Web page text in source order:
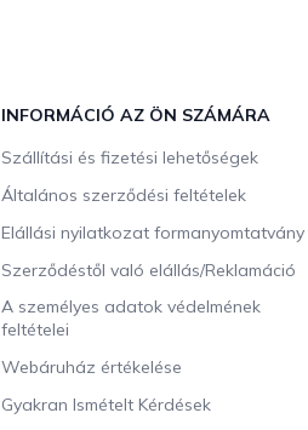
INFORMÁCIÓ AZ ÖN SZÁMÁRA
Szállítási és fizetési lehetőségek
Általános szerződési feltételek
Elállási nyilatkozat formanyomtatvány
Szerződéstől való elállás/Reklamáció
A személyes adatok védelmének
feltételei
Webáruház értékelése
Gyakran Ismételt Kérdések